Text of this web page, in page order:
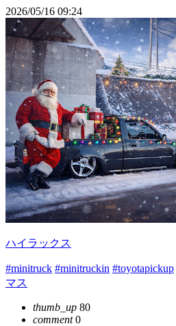
2026/05/16 09:24
ハイラックス
#minitruck #minitruckin #toyotapickup
マス
thumb_up 80
comment0